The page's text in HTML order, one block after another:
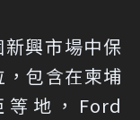
興市場中保
包含在柬埔
地，Ford